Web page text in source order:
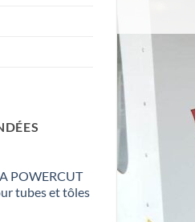
POWERCUT
tubes et tôles